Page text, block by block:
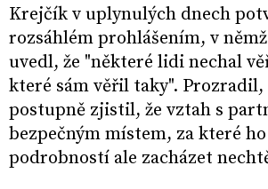
Krejčík v uplynulých dnech
rozsáhlém prohlášením, v
uvedl, že "některé lidi nechal
které sám věřil taky". Prozradil,
postupně zjistil, že vztah s
bezpečným místem, za které
podrobností ale zacházet